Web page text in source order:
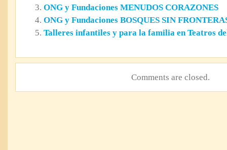
ONG y Fundaciones MENUDOS CORAZONES
ONG y Fundaciones BOSQUES SIN
Talleres infantiles y para la familia en Teatros
Comments are closed.